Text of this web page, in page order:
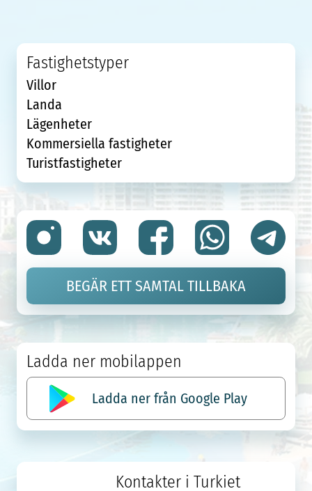
Kontakter i Turkiet
Ladda ner mobilappen
Ladda ner från Google Play
Fastighetstyper
Villor
Landa
Lägenheter
Kommersiella fastigheter
Turistfastigheter
BEGÄR ETT SAMTAL TILLBAKA